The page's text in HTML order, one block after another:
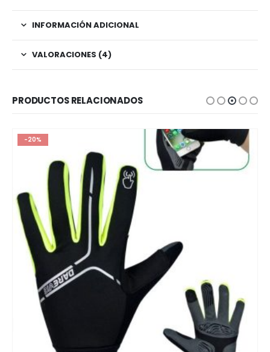
INFORMACIÓN ADICIONAL
VALORACIONES (4)
PRODUCTOS RELACIONADOS
-20%